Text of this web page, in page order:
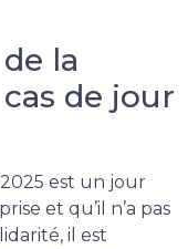
la
de jour
est un jour
et qu’il n’a pas
il est